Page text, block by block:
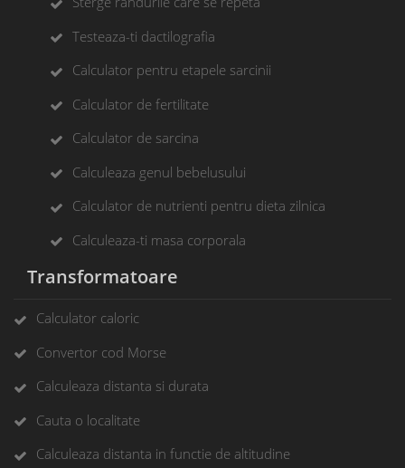
Testeaza-ti dactilografia
Calculator pentru etapele sarcinii
Calculator de fertilitate
Calculator de sarcina
Calculeaza genul bebelusului
Calculator de nutrienti pentru dieta zilnica
Calculeaza-ti masa corporala
Transformatoare
Calculator caloric
Convertor cod Morse
Calculeaza distanta si durata
Cauta o localitate
Calculeaza distanta in functie de altitudine